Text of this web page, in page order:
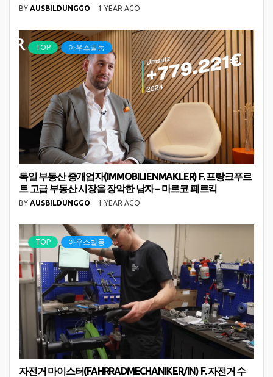
BY AUSBILDUNGGO 1 YEAR AGO
TOP 아우스빌둥
독일 부동산 중개업자(IMMOBILIENMAKLER) F. 프랑크푸르
트 고급 부동산 시장을 장악한 남자 – 마르코 페르킥
BY AUSBILDUNGGO 1 YEAR AGO
TOP 아우스빌둥
자전거 마이스터(FAHRRADMECHANIKER/IN) F. 자전거 수